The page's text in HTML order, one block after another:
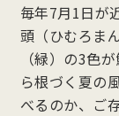
毎年7月1日が
頭（ひむろま
（緑）の3色
ら根づく夏の
べるのか、ご